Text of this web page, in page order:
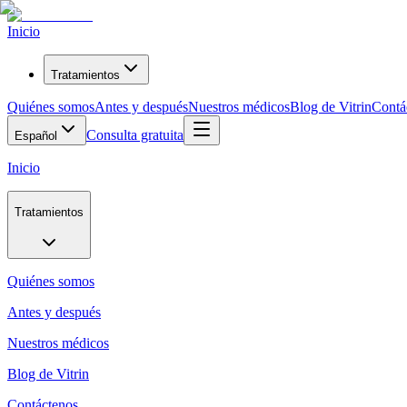
Inicio
Tratamientos
Quiénes somosAntes y despuésNuestros médicosBlog de Vitrin
Español Consulta gratuita
Inicio
Tratamientos
Quiénes somos
Antes y después
Nuestros médicos
Blog de Vitrin